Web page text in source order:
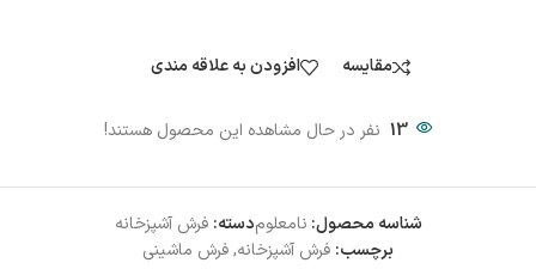
مقایسه افزودن به علاقه مندی
13 نفر در حال مشاهده این محصول هستند!
شناسه محصول: نامعلومدسته: فرش آشپزخانه
برچسب: فرش آشپزخانه,فرش ماشینی